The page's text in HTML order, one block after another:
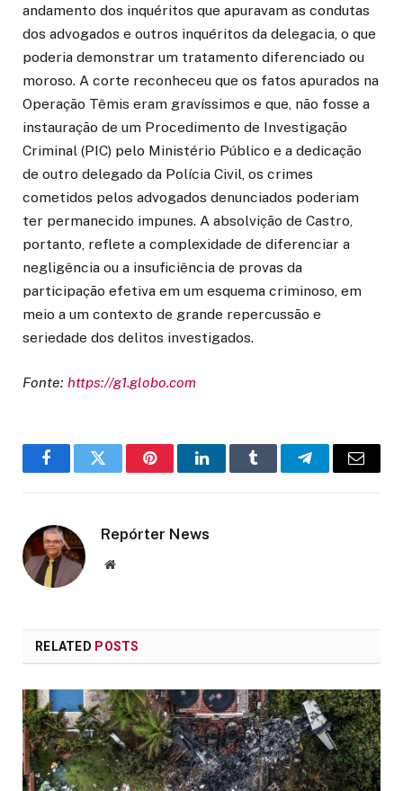
andamento dos inquéritos que apuravam as condutas
dos advogados e outros inquéritos da delegacia, o que
poderia demonstrar um tratamento diferenciado ou
moroso. A corte reconheceu que os fatos apurados na
Operação Têmis eram gravíssimos e que, não fosse a
instauração de um Procedimento de Investigação
Criminal (PIC) pelo Ministério Público e a dedicação
de outro delegado da Polícia Civil, os crimes
cometidos pelos advogados denunciados poderiam
ter permanecido impunes. A absolvição de Castro,
portanto, reflete a complexidade de diferenciar a
negligência ou a insuficiência de provas da
participação efetiva em um esquema criminoso, em
meio a um contexto de grande repercussão e
seriedade dos delitos investigados.
Fonte: https://g1.globo.com
FacebookTwitter PinterestLinkedInTumblr TelegramEmail
Repórter News
Website
RELATED POSTS